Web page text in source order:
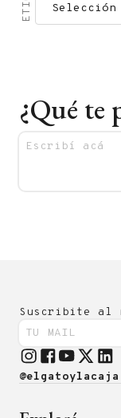
¿Qué te
Suscribite al
@elgatoylacaja